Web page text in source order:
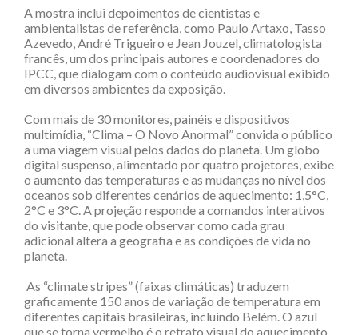
A mostra inclui depoimentos de cientistas e
ambientalistas de referência, como Paulo Artaxo, Tasso
Azevedo, André Trigueiro e Jean Jouzel, climatologista
francês, um dos principais autores e coordenadores do
IPCC, que dialogam com o conteúdo audiovisual exibido
em diversos ambientes da exposição.
Com mais de 30 monitores, painéis e dispositivos
multimídia, “Clima – O Novo Anormal” convida o público
a uma viagem visual pelos dados do planeta. Um globo
digital suspenso, alimentado por quatro projetores, exibe
o aumento das temperaturas e as mudanças no nível dos
oceanos sob diferentes cenários de aquecimento: 1,5°C,
2°C e 3°C. A projeção responde a comandos interativos
do visitante, que pode observar como cada grau
adicional altera a geografia e as condições de vida no
planeta.
As “climate stripes” (faixas climáticas) traduzem
graficamente 150 anos de variação de temperatura em
diferentes capitais brasileiras, incluindo Belém. O azul
que se torna vermelho é o retrato visual do aquecimento